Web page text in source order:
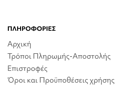
ΠΛΗΡΟΦΟΡΙΕΣ
Αρχική
Τρόποι Πληρωμής-Αποστολής
Επιστροφές
Όροι και Προϋποθέσεις χρήσης